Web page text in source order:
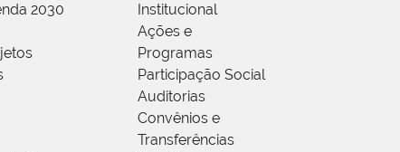
2030
Institucional
Ações e
Programas
Participação Social
Auditorias
Convênios e
Transferências